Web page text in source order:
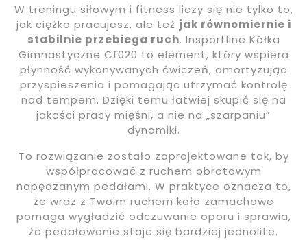
W treningu siłowym i fitness liczy się nie tylko to,
jak ciężko pracujesz, ale też jak równomiernie i
stabilnie przebiega ruch. Insportline Kółka
Gimnastyczne Cf020 to element, który wspiera
płynność wykonywanych ćwiczeń, amortyzując
przyspieszenia i pomagając utrzymać kontrolę
nad tempem. Dzięki temu łatwiej skupić się na
jakości pracy mięśni, a nie na „szarpaniu”
dynamiki.
To rozwiązanie zostało zaprojektowane tak, by
współpracować z ruchem obrotowym
napędzanym pedałami. W praktyce oznacza to,
że wraz z Twoim ruchem koło zamachowe
pomaga wygładzić odczuwanie oporu i sprawia,
że pedałowanie staje się bardziej jednolite.